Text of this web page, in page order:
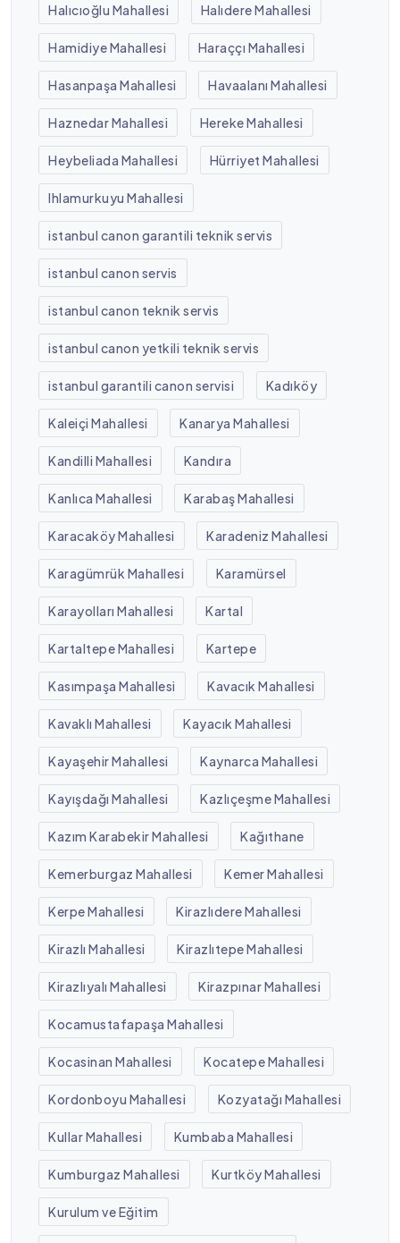
Halıcıoğlu Mahallesi Halıdere Mahallesi
Hamidiye Mahallesi Haraççı Mahallesi
Hasanpaşa Mahallesi Havaalanı Mahallesi
Haznedar Mahallesi Hereke Mahallesi
Heybeliada Mahallesi Hürriyet Mahallesi
Ihlamurkuyu Mahallesi
istanbul canon garantili teknik servis
istanbul canon servis
istanbul canon teknik servis
istanbul canon yetkili teknik servis
istanbul garantili canon servisi Kadıköy
Kaleiçi Mahallesi Kanarya Mahallesi
Kandilli Mahallesi Kandıra
Kanlıca Mahallesi Karabaş Mahallesi
Karacaköy Mahallesi Karadeniz Mahallesi
Karagümrük Mahallesi Karamürsel
Karayolları Mahallesi Kartal
Kartaltepe Mahallesi Kartepe
Kasımpaşa Mahallesi Kavacık Mahallesi
Kavaklı Mahallesi Kayacık Mahallesi
Kayaşehir Mahallesi Kaynarca Mahallesi
Kayışdağı Mahallesi Kazlıçeşme Mahallesi
Kazım Karabekir Mahallesi Kağıthane
Kemerburgaz Mahallesi Kemer Mahallesi
Kerpe Mahallesi Kirazlıdere Mahallesi
Kirazlı Mahallesi Kirazlıtepe Mahallesi
Kirazlıyalı Mahallesi Kirazpınar Mahallesi
Kocamustafapaşa Mahallesi
Kocasinan Mahallesi Kocatepe Mahallesi
Kordonboyu Mahallesi Kozyatağı Mahallesi
Kullar Mahallesi Kumbaba Mahallesi
Kumburgaz Mahallesi Kurtköy Mahallesi
Kurulum ve Eğitim